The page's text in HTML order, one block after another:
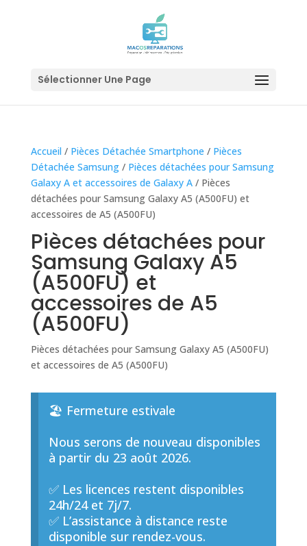
Sélectionner Une Page
Accueil / Pièces Détachée Smartphone / Pièces
Détachée Samsung/ Pièces détachées pour Samsung
Galaxy A et accessoires de Galaxy A/ Pièces
détachées pour Samsung Galaxy A5 (A500FU) et
accessoires de A5 (A500FU)
Pièces détachées pour
Samsung Galaxy A5
(A500FU) et
accessoires de A5
(A500FU)
Pièces détachées pour Samsung Galaxy A5 (A500FU)
et accessoires de A5 (A500FU)
🏖️ Fermeture estivale
Nous serons de nouveau disponibles
à partir du 23 août 2026.
✅ Les licences restent disponibles
24h/24 et 7j/7.
✅ L’assistance à distance reste
disponible sur rendez-vous.